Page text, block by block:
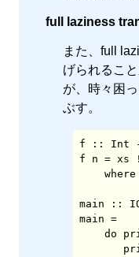
full laziness
また、full
げられるこ
が、時々困
ぶす。
f :: Int
f n = xs
main ::
main =